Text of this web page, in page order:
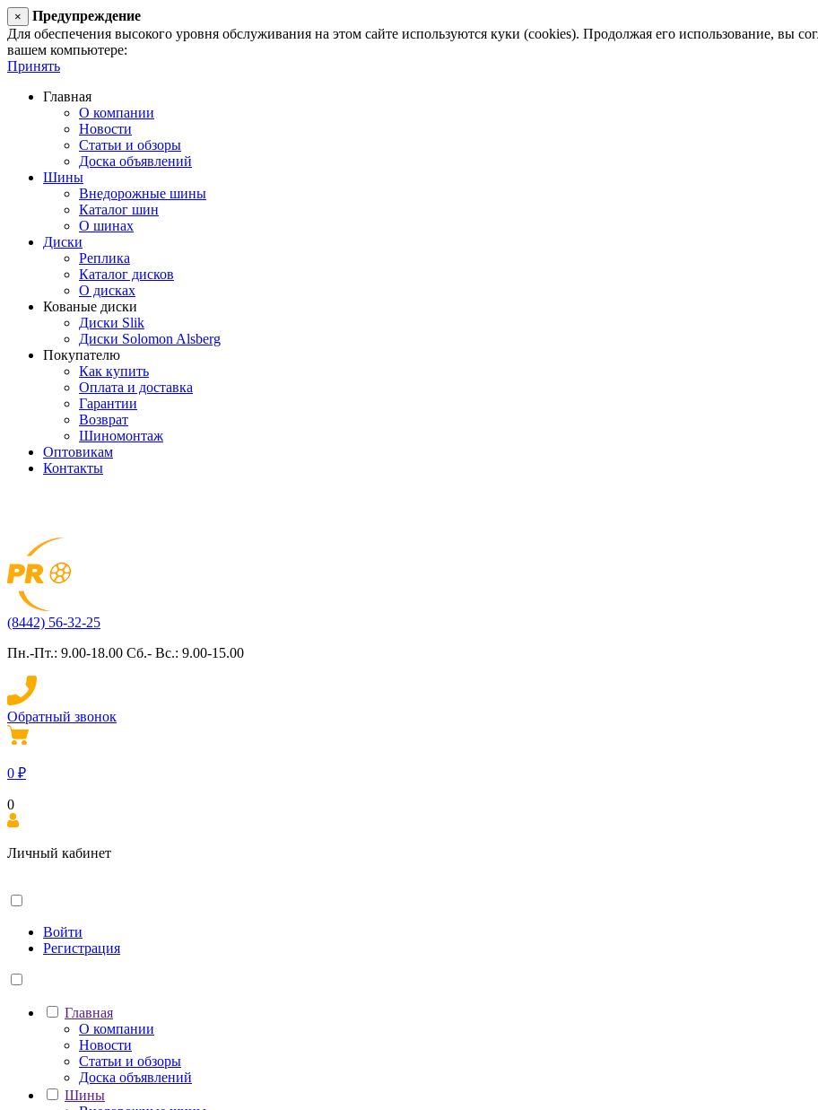
×
Предупреждение
Для обеспечения высокого уровня обслуживания на этом сайте используются куки (cookies). Продолжая его использование, вы
вашем компьютере:
Принять
Главная
О компании
Новости
Статьи и обзоры
Доска объявлений
Шины
Внедорожные шины
Каталог шин
О шинах
Диски
Реплика
Каталог дисков
О дисках
Кованые диски
Диски Slik
Диски Solomon Alsberg
Покупателю
Как купить
Оплата и доставка
Гарантии
Возврат
Шиномонтаж
Оптовикам
Контакты
(8442) 56-32-25
Пн.-Пт.: 9.00-18.00 Сб.- Вс.: 9.00-15.00
Обратный звонок
0 ₽
0
Личный кабинет
Войти
Регистрация
Главная
О компании
Новости
Статьи и обзоры
Доска объявлений
Шины